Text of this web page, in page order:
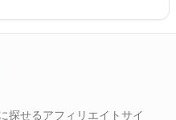
探せるアフィリエイトサイ